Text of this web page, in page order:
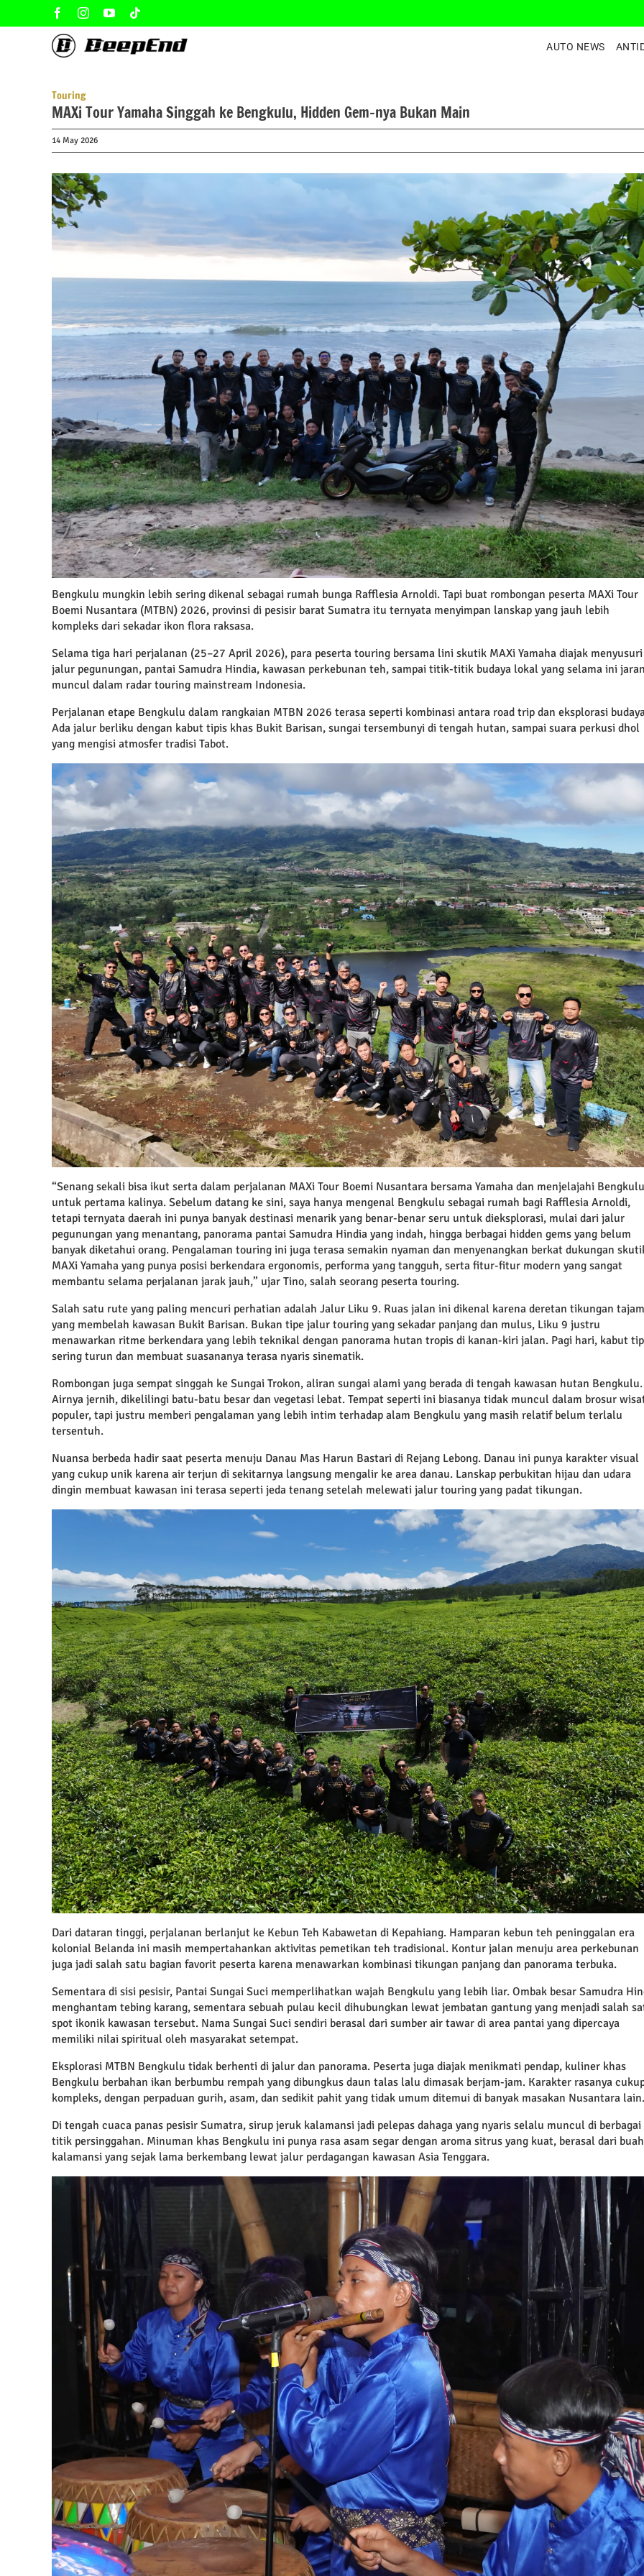
to
FacebookInstagramYouTube
AUTO NEWS
Touring
MAXi Tour Yamaha Singgah ke Bengkulu, Hidden Gem-nya Bukan Main
14 May 2026
View
Larger
Image
Bengkulu mungkin lebih sering dikenal sebagai rumah bunga Rafflesia Arnoldi. Tapi buat rombongan peserta MAXi Tour
Boemi Nusantara (MTBN) 2026, provinsi di pesisir barat Sumatra itu ternyata menyimpan lanskap yang jauh lebih
kompleks dari sekadar ikon flora raksasa.
Selama tiga hari perjalanan (25–27 April 2026), para peserta touring bersama lini skutik MAXi Yamaha diajak menyusuri
jalur pegunungan, pantai Samudra Hindia, kawasan perkebunan teh, sampai titik-titik budaya lokal yang selama ini
muncul dalam radar touring mainstream Indonesia.
Perjalanan etape Bengkulu dalam rangkaian MTBN 2026 terasa seperti kombinasi antara road trip dan eksplorasi
Ada jalur berliku dengan kabut tipis khas Bukit Barisan, sungai tersembunyi di tengah hutan, sampai suara perkusi dhol
yang mengisi atmosfer tradisi Tabot.
“Senang sekali bisa ikut serta dalam perjalanan MAXi Tour Boemi Nusantara bersama Yamaha dan menjelajahi Bengkulu
untuk pertama kalinya. Sebelum datang ke sini, saya hanya mengenal Bengkulu sebagai rumah bagi Rafflesia Arnoldi,
tetapi ternyata daerah ini punya banyak destinasi menarik yang benar-benar seru untuk dieksplorasi, mulai dari jalur
pegunungan yang menantang, panorama pantai Samudra Hindia yang indah, hingga berbagai hidden gems yang belum
banyak diketahui orang. Pengalaman touring ini juga terasa semakin nyaman dan menyenangkan berkat dukungan
MAXi Yamaha yang punya posisi berkendara ergonomis, performa yang tangguh, serta fitur-fitur modern yang sangat
membantu selama perjalanan jarak jauh,” ujar Tino, salah seorang peserta touring.
Salah satu rute yang paling mencuri perhatian adalah Jalur Liku 9. Ruas jalan ini dikenal karena deretan tikungan tajam
yang membelah kawasan Bukit Barisan. Bukan tipe jalur touring yang sekadar panjang dan mulus, Liku 9 justru
menawarkan ritme berkendara yang lebih teknikal dengan panorama hutan tropis di kanan-kiri jalan. Pagi hari, kabut
sering turun dan membuat suasananya terasa nyaris sinematik.
Rombongan juga sempat singgah ke Sungai Trokon, aliran sungai alami yang berada di tengah kawasan hutan Bengkulu.
Airnya jernih, dikelilingi batu-batu besar dan vegetasi lebat. Tempat seperti ini biasanya tidak muncul dalam brosur
populer, tapi justru memberi pengalaman yang lebih intim terhadap alam Bengkulu yang masih relatif belum terlalu
tersentuh.
Nuansa berbeda hadir saat peserta menuju Danau Mas Harun Bastari di Rejang Lebong. Danau ini punya karakter visual
yang cukup unik karena air terjun di sekitarnya langsung mengalir ke area danau. Lanskap perbukitan hijau dan udara
dingin membuat kawasan ini terasa seperti jeda tenang setelah melewati jalur touring yang padat tikungan.
Dari dataran tinggi, perjalanan berlanjut ke Kebun Teh Kabawetan di Kepahiang. Hamparan kebun teh peninggalan era
kolonial Belanda ini masih mempertahankan aktivitas pemetikan teh tradisional. Kontur jalan menuju area perkebunan
juga jadi salah satu bagian favorit peserta karena menawarkan kombinasi tikungan panjang dan panorama terbuka.
Sementara di sisi pesisir, Pantai Sungai Suci memperlihatkan wajah Bengkulu yang lebih liar. Ombak besar Samudra
menghantam tebing karang, sementara sebuah pulau kecil dihubungkan lewat jembatan gantung yang menjadi salah
spot ikonik kawasan tersebut. Nama Sungai Suci sendiri berasal dari sumber air tawar di area pantai yang dipercaya
memiliki nilai spiritual oleh masyarakat setempat.
Eksplorasi MTBN Bengkulu tidak berhenti di jalur dan panorama. Peserta juga diajak menikmati pendap, kuliner khas
Bengkulu berbahan ikan berbumbu rempah yang dibungkus daun talas lalu dimasak berjam-jam. Karakter rasanya
kompleks, dengan perpaduan gurih, asam, dan sedikit pahit yang tidak umum ditemui di banyak masakan Nusantara lain.
Di tengah cuaca panas pesisir Sumatra, sirup jeruk kalamansi jadi pelepas dahaga yang nyaris selalu muncul di berbagai
titik persinggahan. Minuman khas Bengkulu ini punya rasa asam segar dengan aroma sitrus yang kuat, berasal dari buah
kalamansi yang sejak lama berkembang lewat jalur perdagangan kawasan Asia Tenggara.